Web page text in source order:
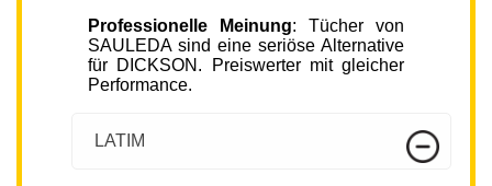
Professionelle Meinung: Tücher von
SAULEDA sind eine seriöse Alternative
für DICKSON. Preiswerter mit gleicher
Performance.
LATIM